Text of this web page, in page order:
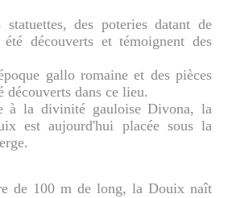
des poteries datant de
découverts et témoignent des
gallo romaine et des pièces
découverts dans ce lieu.
à la divinité gauloise Divona, la
est aujourd'hui placée sous la
de 100 m de long, la Douix naît